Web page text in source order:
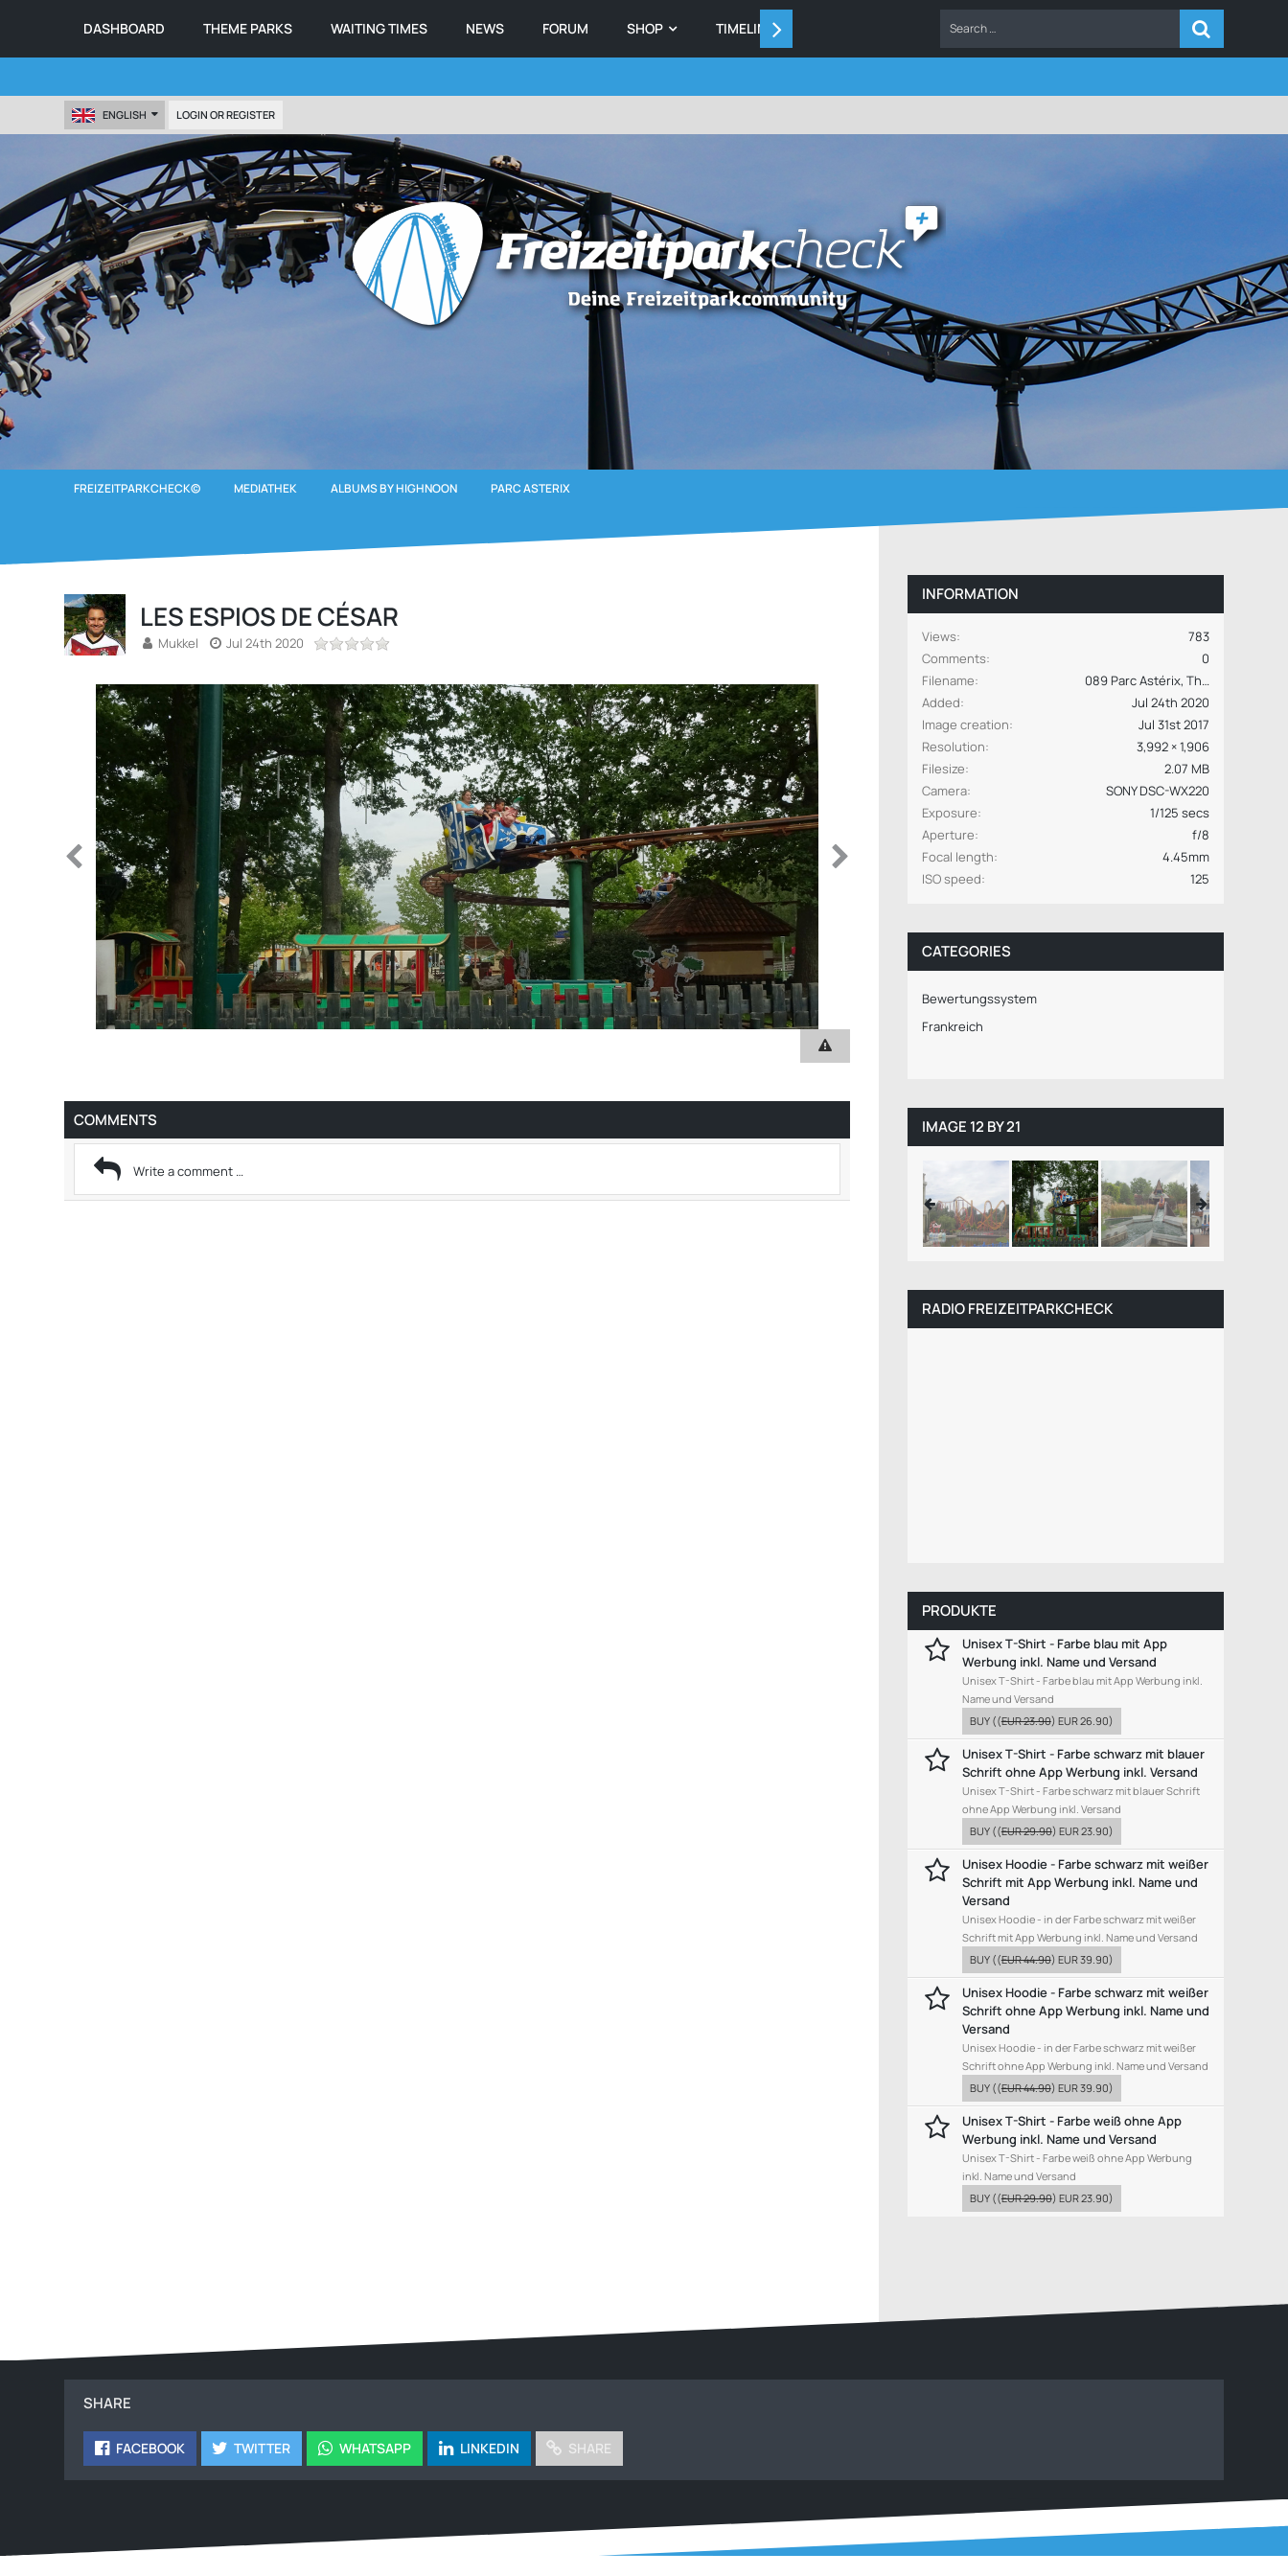
DASHBOARD THEME PARKS WAITING TIMES NEWS FORUM SHOP TIMELINE
ENGLISH LOGIN OR REGISTER
FREIZEITPARKCHECK© MEDIATHEK ALBUMS BY HIGHNOON PARC ASTERIX
LES ESPIOS DE CÉSAR
Mukkel Jul 24th 2020
COMMENTS
INFORMATION
Views
783
Comments
0
Filename
089 Parc Astérix, Th.b. l'empire romain, les espions de César.jpg
Added
Jul 24th 2020
Image creation
Jul 31st 2017
Resolution
3,992 × 1,906
Filesize
2.07 MB
Camera
SONY DSC-WX220
Exposure
1/125 secs
Aperture
f/8
Focal length
4.45mm
ISO speed
125
CATEGORIES
Bewertungssystem
Frankreich
IMAGE 12 BY 21
RADIO FREIZEITPARKCHECK
PRODUKTE
Unisex T-Shirt - Farbe blau mit App
Werbung inkl. Name und Versand
Unisex T-Shirt - Farbe blau mit App Werbung inkl.
Name und Versand
BUY ((EUR 23.90) EUR 26.90)
Unisex T-Shirt - Farbe schwarz mit blauer
Schrift ohne App Werbung inkl. Versand
Unisex T-Shirt - Farbe schwarz mit blauer Schrift
ohne App Werbung inkl. Versand
BUY ((EUR 29.90) EUR 23.90)
Unisex Hoodie - Farbe schwarz mit weißer
Schrift mit App Werbung inkl. Name und
Versand
Unisex Hoodie - in der Farbe schwarz mit weißer
Schrift mit App Werbung inkl. Name und Versand
BUY ((EUR 44.90) EUR 39.90)
Unisex Hoodie - Farbe schwarz mit weißer
Schrift ohne App Werbung inkl. Name und
Versand
Unisex Hoodie - in der Farbe schwarz mit weißer
Schrift ohne App Werbung inkl. Name und Versand
BUY ((EUR 44.90) EUR 39.90)
Unisex T-Shirt - Farbe weiß ohne App
Werbung inkl. Name und Versand
Unisex T-Shirt - Farbe weiß ohne App Werbung
inkl. Name und Versand
BUY ((EUR 29.90) EUR 23.90)
SHARE
FACEBOOK TWITTER WHATSAPP LINKEDIN SHARE